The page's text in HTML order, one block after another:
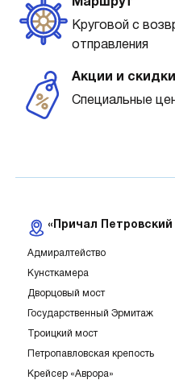
Маршрут
Круговой с
отправления
Акции и скидки
Специальные
«Причал Петровский
Адмиралтейство
Кунсткамера
Дворцовый мост
Государственный Эрмитаж
Троицкий мост
Петропавловская крепость
Крейсер «Аврора»